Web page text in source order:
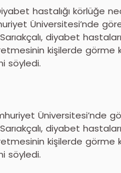
hastalığı körlüğe
Üniversitesi’nde
diyabet
kişilerde görme
söyledi.
Üniversitesi’nde
diyabet
kişilerde görme
söyledi.